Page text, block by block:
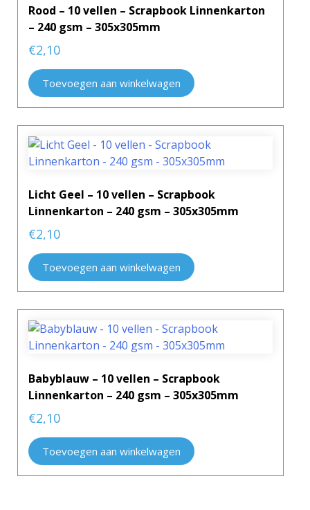
Rood – 10 vellen – Scrapbook Linnenkarton
– 240 gsm – 305x305mm
€2,10
Toevoegen aan winkelwagen
Licht Geel – 10 vellen – Scrapbook
Linnenkarton – 240 gsm – 305x305mm
€2,10
Toevoegen aan winkelwagen
Babyblauw – 10 vellen – Scrapbook
Linnenkarton – 240 gsm – 305x305mm
€2,10
Toevoegen aan winkelwagen